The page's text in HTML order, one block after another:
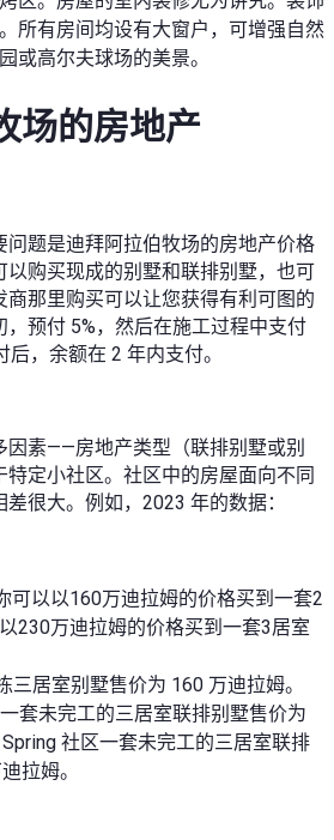
所有房间均设有大窗户，可增强自然
或高尔夫球场的美景。
场的房地产
问题是迪拜阿拉伯牧场的房地产价格
以购买现成的别墅和联排别墅，也可
商那里购买可以让您获得有利可图的
预付 5%，然后在施工过程中支付
，余额在 2 年内支付。
因素——房地产类型（联排别墅或别
定小社区。社区中的房屋面向不同
很大。例如，2023 年的数据：
可以以160万迪拉姆的价格买到一套2
230万迪拉姆的价格买到一套3居室
三居室别墅售价为 160 万迪拉姆。
套未完工的三居室联排别墅售价为
社区一套未完工的三居室联排
拉姆。